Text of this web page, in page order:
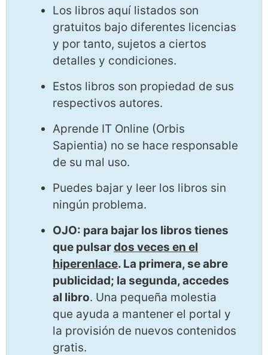
Los libros aquí listados son
gratuitos bajo diferentes licencias
y por tanto, sujetos a ciertos
detalles y condiciones.
Estos libros son propiedad de sus
respectivos autores.
Aprende IT Online (Orbis
Sapientia) no se hace responsable
de su mal uso.
Puedes bajar y leer los libros sin
ningún problema.
OJO: para bajar los libros tienes
que pulsardos veces en el
hiperenlace. La primera, se abre
publicidad; la segunda, accedes
al libro. Una pequeña molestia
que ayuda a mantener el portal y
la provisión de nuevos contenidos
gratis.